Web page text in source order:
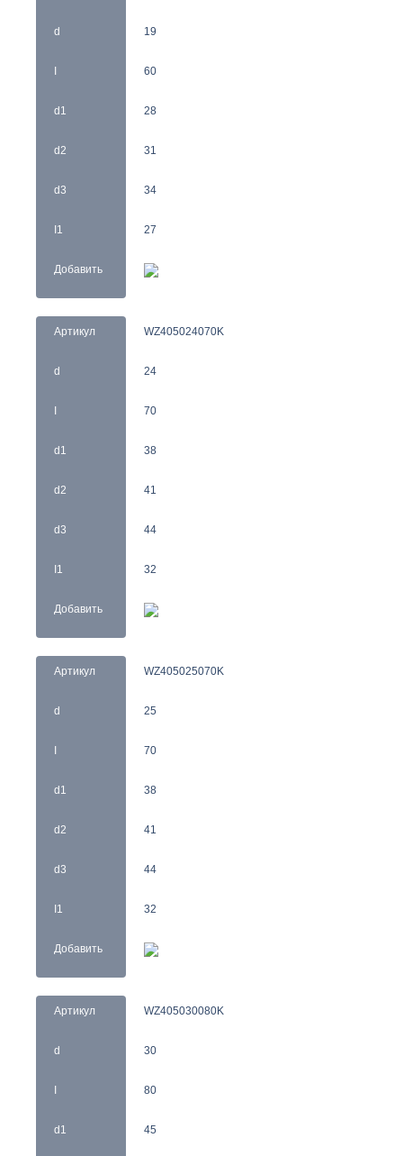
d
d1
d2
d3
I1
Добавить
19
60
28
31
34
27
Артикул
d
d1
d2
d3
I1
Добавить
WZ405024070K
24
70
38
41
44
32
Артикул
d
d1
d2
d3
I1
Добавить
WZ405025070K
25
70
38
41
44
32
Артикул
d
d1
WZ405030080K
30
80
45